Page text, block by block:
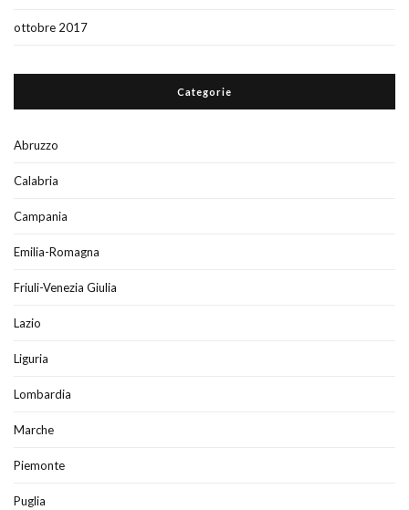
ottobre 2017
Categorie
Abruzzo
Calabria
Campania
Emilia-Romagna
Friuli-Venezia Giulia
Lazio
Liguria
Lombardia
Marche
Piemonte
Puglia